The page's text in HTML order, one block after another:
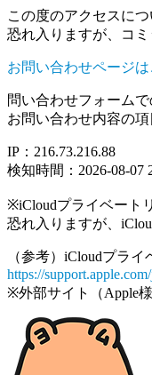
この度のアクセスに
恐れ入りますが、コ
お問い合わせページ
問い合わせフォーム
お問い合わせ内容の
IP：216.73.216.88
検知時間：2026-08-07
※iCloudプライベート
恐れ入りますが、
（参考）iCloudプラ
https://
※外部サイト（Apple